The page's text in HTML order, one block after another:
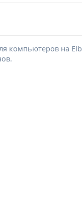
компьютеров на